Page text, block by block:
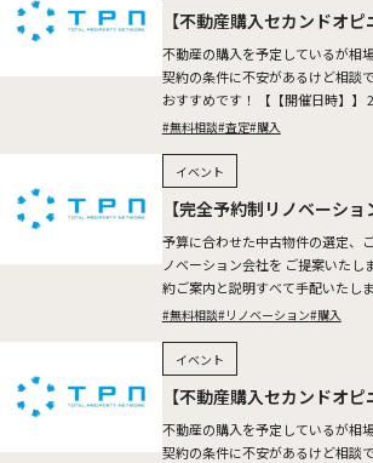
【不動産購入セカンドオピ
不動産の購入を予定しているが相
契約の条件に不安があるけど相談
おすすめです！ 【【開催日時】】
29(Sun) ※所要時間：1時間半～2
#無料相談#査定#購入
【完全予約制リノベーショ
予算に合わせた中古物件の選定、
ノベーション会社を ご提案いたし
約ご案内と説明すべて手配いたし
時】】 2024.9.14(Sat)～15(Sun) ※
#無料相談#リノベーション#購入
イベント
【不動産購入セカンドオピ
不動産の購入を予定しているが相
契約の条件に不安があるけど相談
イベント